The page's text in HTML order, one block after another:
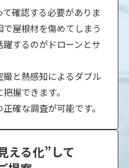
確認する必要がありま
屋根材を傷めてしまう
するのがドローンとサ
と熱感知によるダブル
握できます。
確な調査が可能です。
える化”して